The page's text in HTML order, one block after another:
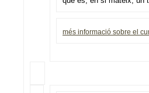
més informació sobre el